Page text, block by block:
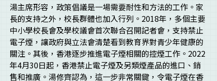
湯主席形容，政策倡議是一場需要耐性和方法的工作。家
長的支持之外，校長群體也加入行列。2018年，多個主要
中小學校長會及學校議會首次聯合召開記者會，支持禁止
電子煙，讓政府與立法會清楚看到教育界對青少年健康的
關注。其後，香港逐步推進電子煙相關的控煙工作。2022
年4月30日起，香港禁止電子煙及另類煙產品的進口、銷
售和推廣。湯修齊認為，這一步非常關鍵，令電子煙在香